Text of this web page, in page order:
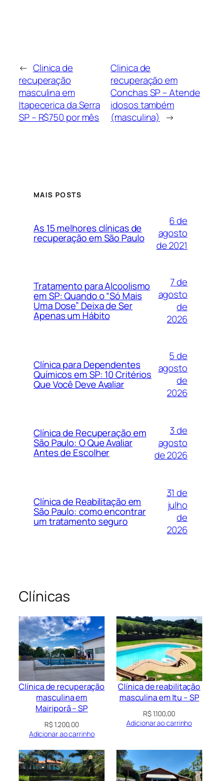
← Clinica de
recuperação
masculina em
Itapecerica da Serra
SP – R$750 por mês
Clinica de
recuperação em
Conchas SP – Atende
idosos também
(masculina) →
MAIS POSTS
As 15 melhores clínicas de
recuperação em São Paulo
6 de
agosto
de 2021
Tratamento para Alcoolismo
em SP: Quando o “Só Mais
Uma Dose” Deixa de Ser
Apenas um Hábito
7 de
agosto
de
2026
Clínica para Dependentes
Químicos em SP: 10 Critérios
Que Você Deve Avaliar
5 de
agosto
de
2026
Clínica de Recuperação em
São Paulo: O Que Avaliar
Antes de Escolher
3 de
agosto
de 2026
Clínica de Reabilitação em
São Paulo: como encontrar
um tratamento seguro
31 de
julho
de
2026
Clínicas
Clínica de recuperação
masculina em
Mairiporã – SP
R$1.200,00
Adicionar ao carrinho
Clínica de reabilitação
masculina em Itu – SP
R$1.100,00
Adicionar ao carrinho